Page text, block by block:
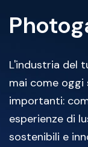
L'industria del
mai come
importanti:
esperienze di
sostenibili e